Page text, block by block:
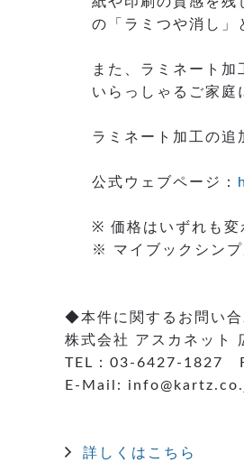
の「ラミつや消し
また、ラミネート
いらっしゃるご家庭
ラミネート加工の
公式ウェブページ：
※ 価格はいずれも変
※ マイブックシンプ
◆本件に関するお問い合
株式会社 アスカネッ
TEL：03-6427-1827
E-Mail:
詳しくはこちら